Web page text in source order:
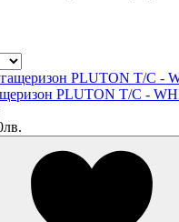
PLUTON T/C -